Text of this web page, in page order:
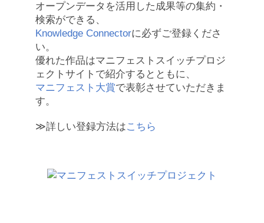
オープンデータを活用した成果等の集約・
検索ができる、
Knowledge Connectorに必ずご登録くださ
い。
優れた作品はマニフェストスイッチプロジ
ェクトサイトで紹介するとともに、
マニフェスト大賞で表彰させていただきま
す。
≫詳しい登録方法はこちら